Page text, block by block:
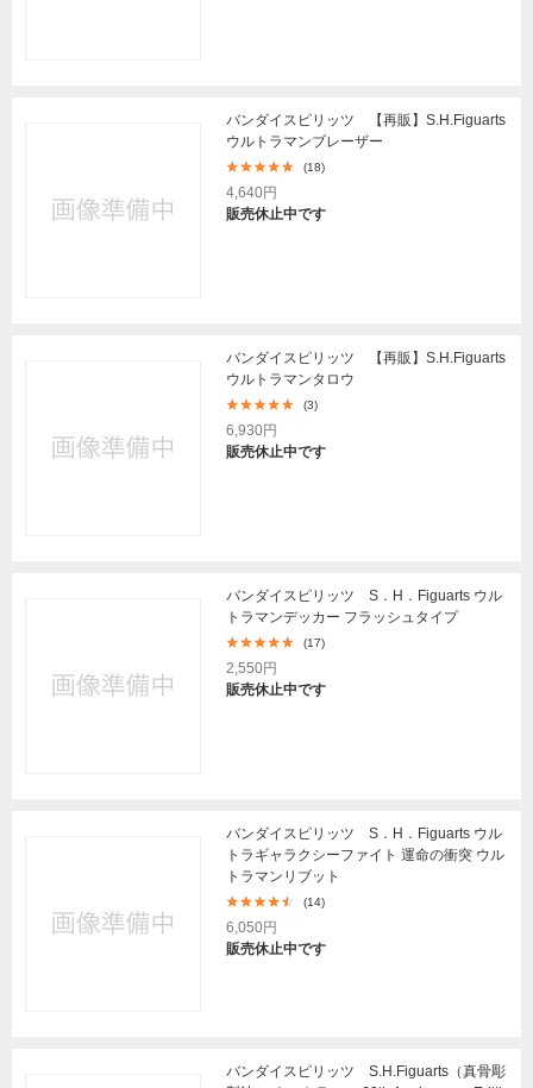
バンダイスピリッツ 【再販】S.H.Figuarts
ウルトラマンブレーザー
(18)
4,640円
販売休止中です
バンダイスピリッツ 【再販】S.H.Figuarts
ウルトラマンタロウ
(3)
6,930円
販売休止中です
バンダイスピリッツ S．H．Figuarts ウル
トラマンデッカー フラッシュタイプ
(17)
2,550円
販売休止中です
バンダイスピリッツ S．H．Figuarts ウル
トラギャラクシーファイト 運命の衝突 ウル
トラマンリブット
(14)
6,050円
販売休止中です
バンダイスピリッツ S.H.Figuarts（真骨彫